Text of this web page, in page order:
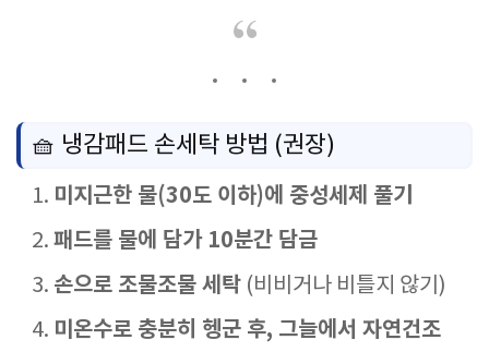
🧺 냉감패드 손세탁 방법 (권장)
미지근한 물(30도 이하)에 중성세제 풀기
패드를 물에 담가 10분간 담금
손으로 조물조물 세탁 (비비거나 비틀지 않기)
미온수로 충분히 헹군 후, 그늘에서 자연건조